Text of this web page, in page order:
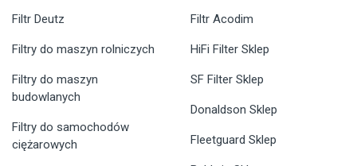
Filtr Deutz Filtr Acodim
Filtry do maszyn rolniczych
Filtry do maszyn
budowlanych
Filtry do samochodów
ciężarowych
HiFi Filter Sklep
SF Filter Sklep
Donaldson Sklep
Fleetguard Sklep